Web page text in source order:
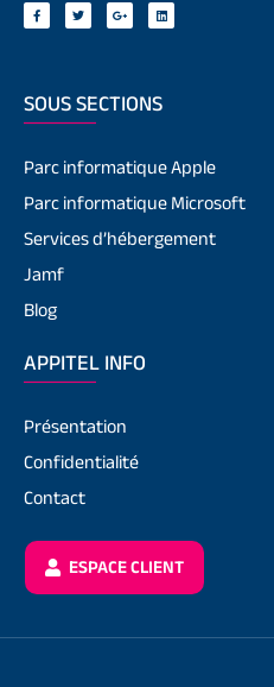
SOUS SECTIONS
Parc informatique Apple
Parc informatique Microsoft
Services d’hébergement
Jamf
Blog
APPITEL INFO
Présentation
Confidentialité
Contact
ESPACE CLIENT